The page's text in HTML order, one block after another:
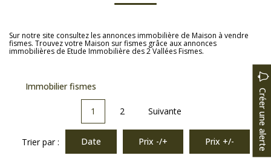
ESTIMATION
Sur notre site consultez les annonces immobilière de Maison à vendre
fismes. Trouvez votre Maison sur fismes grâce aux annonces
immobilières de Etude Immobilière des 2 Vallées Fismes.
Immobilier fismes
Créer une alerte
1 2 Suivante
Trier par : Date Prix -/+ Prix +/-